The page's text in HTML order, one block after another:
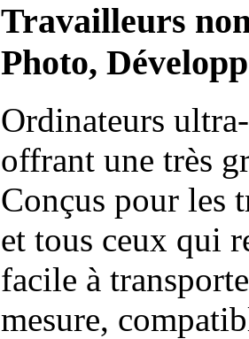
Travailleurs
Photo,
Ordinateurs
offrant une très
Conçus pour les
et tous ceux qui
facile à
mesure,